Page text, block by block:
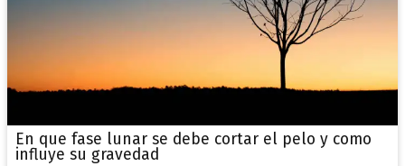
En que fase lunar se debe cortar el pelo y como
influye su gravedad